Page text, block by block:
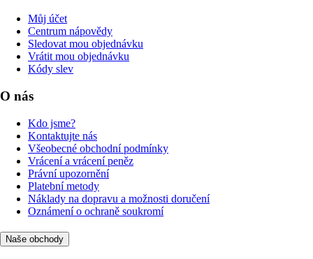
Můj účet
Centrum nápovědy
Sledovat mou objednávku
Vrátit mou objednávku
Kódy slev
O nás
Kdo jsme?
Kontaktujte nás
Všeobecné obchodní podmínky
Vrácení a vrácení peněz
Právní upozornění
Platební metody
Náklady na dopravu a možnosti doručení
Oznámení o ochraně soukromí
Naše obchody